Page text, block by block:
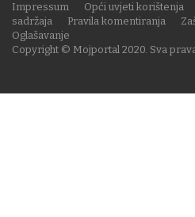
Copyright © Mojportal 2020. Sva
Impressum Opći uvjeti korištenja
sadržaja
Pravila komentiranja
Oglašavanje